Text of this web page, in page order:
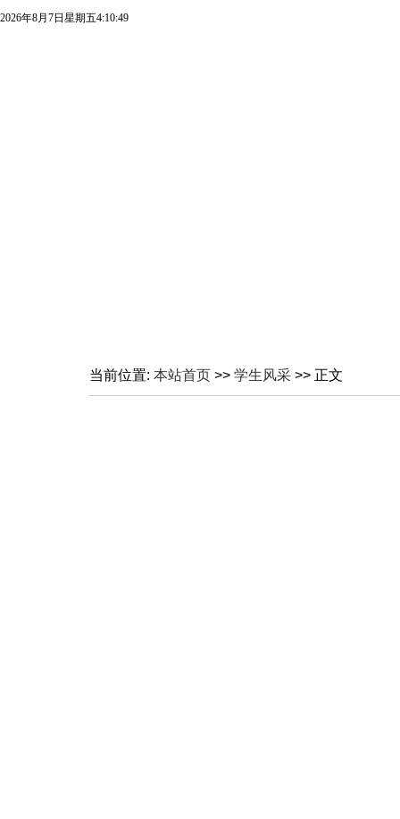
2026年8月7日星期五4:10:49
当前位置: 本站首页 >> 学生风采 >> 正文